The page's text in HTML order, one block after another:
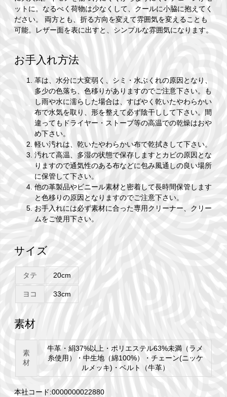
ットに。なるべく荷物は少なくして、クールに小脇に抱えてく
ださい。 両方とも、折る方向を変えて雰囲気を変えることも
可能。レザー面を表に出すと、シンプルな雰囲気になります。
お手入れ方法
革は、水分に大変弱く、シミ・水ぶくれの原因となり、
多少の色落ち、色移りがありますのでご注意下さい。も
し雨や水に濡らした場合は、すばやく乾いたやわらかい
布で水気を取り、形を整えて必ず陰干しして下さい。間
違ってもドライヤー・ストーブ等の高温での乾燥はおや
め下さい。
軽い汚れは、乾いたやわらかい布で乾拭きして下さい。
汚れて高温、多湿の状態で保存しますとカビの原因とな
りますので通気性のある布などに包み風通しの良い場所
に保管して下さい。
他の革製品やビニール素材と密着して長時間保管します
と色移りの原因となりますのでご注意下さい。
お手入れには必ず素材に合った専用クリーナー、クリー
ムをご使用下さい。
サイズ
タテ 20cm
ヨコ 33cm
素材
素
材
牛革・絹37%以上・ポリエステル63%未満（ラメ
糸使用）・中生地（綿100%）・チェーン(ニッケ
ルメッキ)・ベルト（牛革）
本社コード:0000000022880